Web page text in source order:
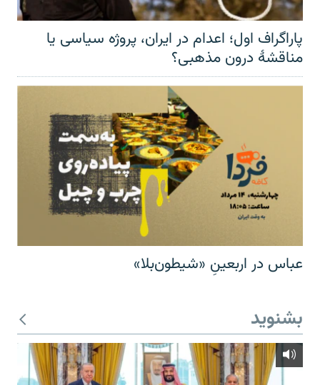
پاراگراف اول؛ اعدام در ایران، پروژه سیاسی یا
مناقشهٔ درون مذهبی؟
عباس در اربعینِ «شیطون‌بلا»
بشنوید